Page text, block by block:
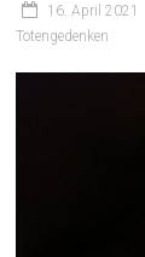
16. April 2021
Totengedenken